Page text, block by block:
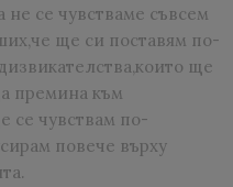
се чувстваме съвсем
ще си поставям по-
ще
премина към
се чувствам по-
повече върху